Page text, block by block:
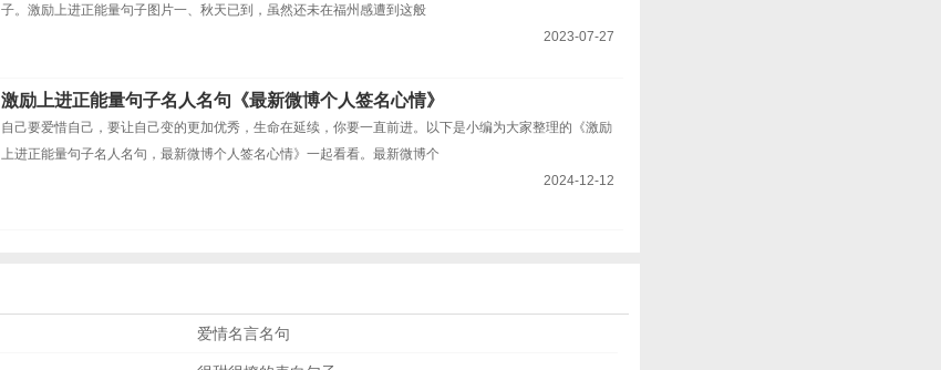
子。激励上进正能量句子图片一、秋天已到，虽然还未在福州感遭到这般
2023-07-27
激励上进正能量句子名人名句《最新微博个人签名心情》
自己要爱惜自己，要让自己变的更加优秀，生命在延续，你要一直前进。以下是小编为大家整理的《激励
上进正能量句子名人名句，最新微博个人签名心情》一起看看。最新微博个
2024-12-12
爱情名言名句